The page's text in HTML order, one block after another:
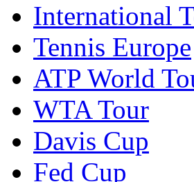
International
Tennis Europe
ATP World
WTA Tour
Davis Cup
Fed Cup